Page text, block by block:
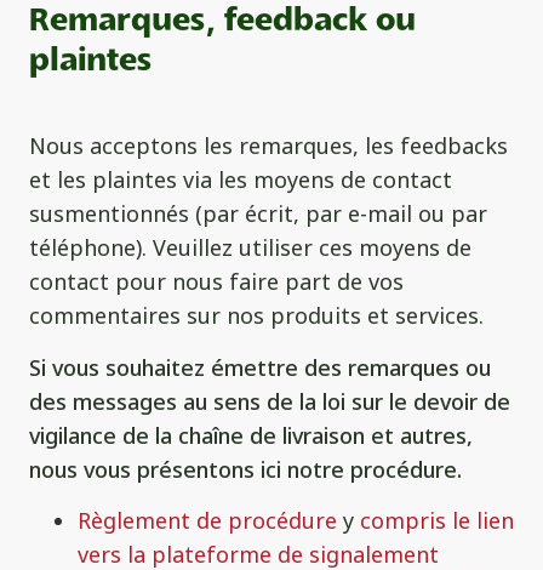
Remarques, feedback ou
plaintes
Nous acceptons les remarques, les feedbacks
et les plaintes via les moyens de contact
susmentionnés (par écrit, par e-mail ou par
téléphone). Veuillez utiliser ces moyens de
contact pour nous faire part de vos
commentaires sur nos produits et services.
Si vous souhaitez émettre des remarques ou
des messages au sens de la loi sur le devoir de
vigilance de la chaîne de livraison et autres,
nous vous présentons ici notre procédure.
Règlement de procédure y compris le lien
vers la plateforme de signalement